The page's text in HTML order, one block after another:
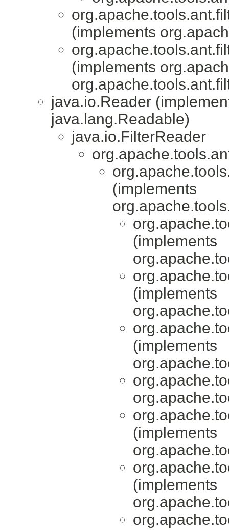
(implements
(implements
java.io.Reader
java.lang.Readable)
java.io.FilterReader
(implements
(implements
(implements
(implements
(implements
(implements